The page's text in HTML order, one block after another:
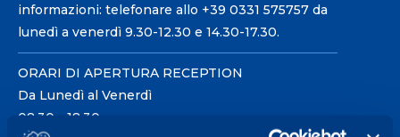
informazioni: telefonare allo +39 0331 575757 da
lunedì a venerdì 9.30-12.30 e 14.30-17.30.
ORARI DI APERTURA RECEPTION
Da Lunedì al Venerdì
08.30 - 18.30